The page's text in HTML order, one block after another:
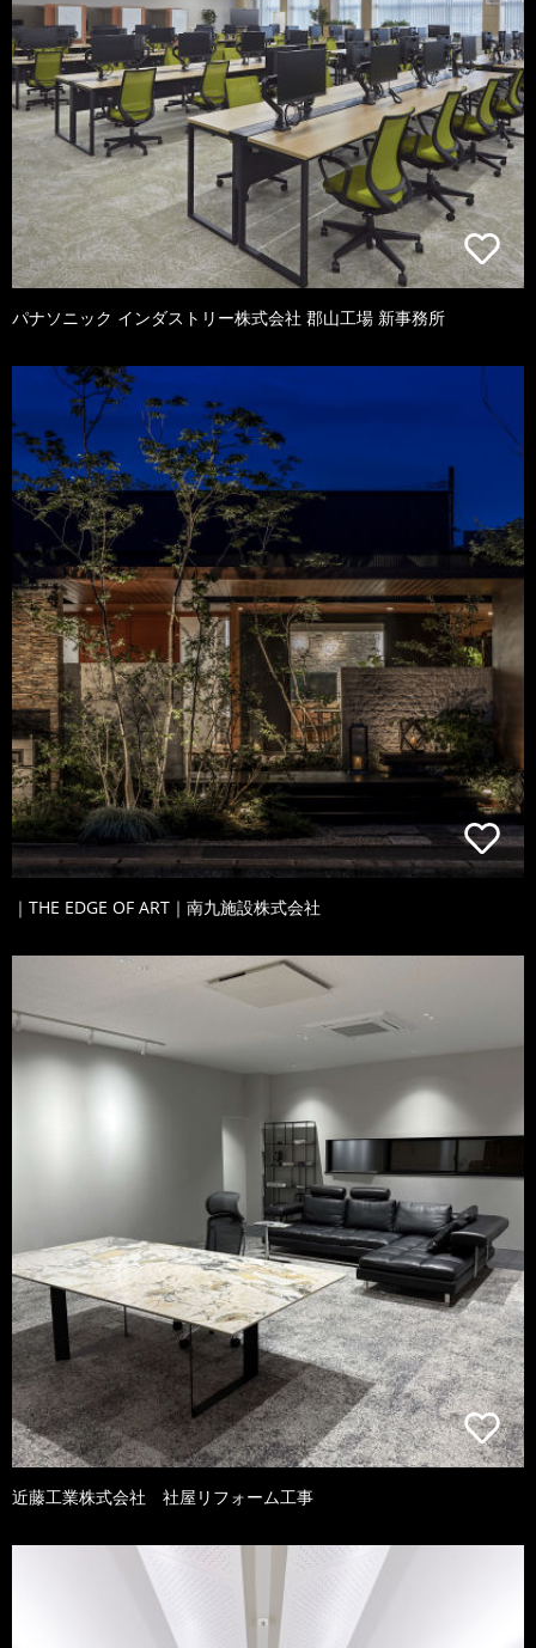
パナソニック インダストリー株式会社 郡山工場 新事務所
｜THE EDGE OF ART｜南九施設株式会社
近藤工業株式会社 社屋リフォーム工事